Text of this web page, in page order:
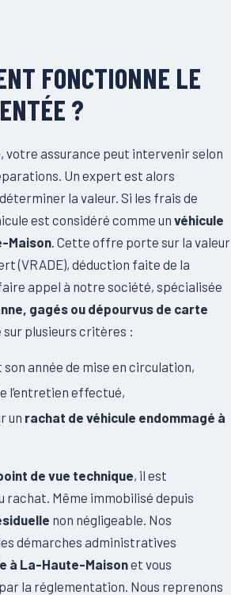
FONCTIONNE LE
?
votre assurance peut intervenir selon
Un expert est alors
la valeur. Si les frais de
est considéré comme unvéhicule
Maison . Cette offre porte sur la valeur
(VRADE), déduction faite de la
appel à notre société, spécialisée
gagés ou dépourvus de carte
sur plusieurs critères :
année de mise en circulation,
l’entretien effectué,
un rachat de véhicule endommagé à
de vue technique, il est
rachat. Même immobilisé depuis
non négligeable. Nos
démarches administratives
à La-Haute-Maisonet vous
la réglementation. Nous reprenons